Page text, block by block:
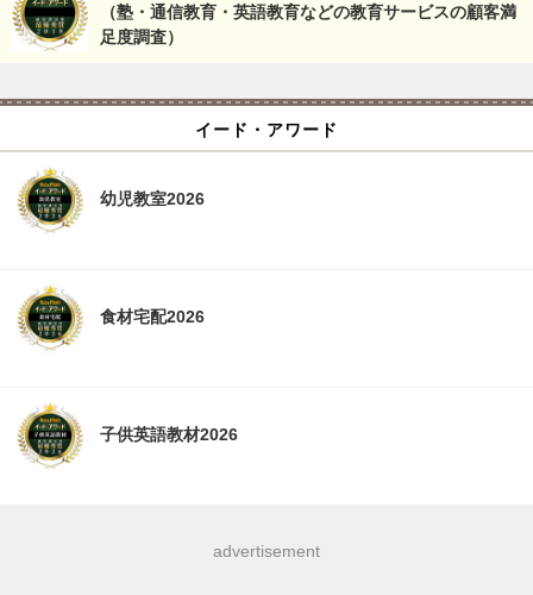
（塾・通信教育・英語教育などの教育サービスの顧客満
足度調査）
イード・アワード
幼児教室2026
食材宅配2026
子供英語教材2026
advertisement